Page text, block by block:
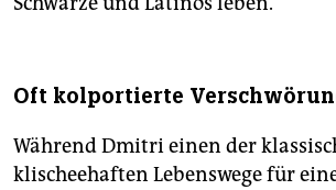
Oft kolportierte
Während Dmitri einen der
klischeehaften Lebenswege für